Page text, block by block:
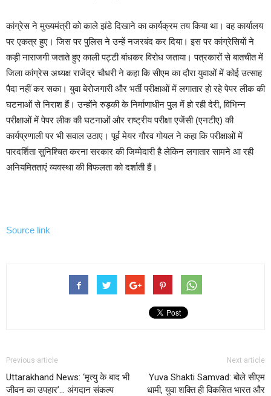
कांग्रेस ने मुख्यमंत्री को काले झंडे दिखाने का कार्यक्रम तय किया था। वह कार्यालय
पर एकत्र हुए। जिस पर पुलिस ने उन्हें नजरबंद कर दिया। इस पर कांग्रेसियाें ने
कड़ी नाराजगी जताते हुए काली पट्टी बांधकर विरोध जताया। पत्रकारों से बातचीत में
जिला कांग्रेस अध्यक्ष राजेंद्र चौधरी ने कहा कि सीएम का दौरा युवाओं में कोई उत्साह
पैदा नहीं कर सका। युवा बेरोजगारी और भर्ती परीक्षाओं में लगातार हो रहे पेपर लीक की
घटनाओं से निराश हैं। उन्होंने रुड़की के निर्माणाधीन पुल में हो रही देरी, विभिन्न
परीक्षाओं में पेपर लीक की घटनाओं और राष्ट्रीय परीक्षा एजेंसी (एनटीए) की
कार्यप्रणाली पर भी सवाल उठाए। पूर्व मेयर गौरव गोयल ने कहा कि परीक्षाओं में
पारदर्शिता सुनिश्चित करना सरकार की जिम्मेदारी है लेकिन लगातार सामने आ रही
अनियमितताएं व्यवस्था की विफलता को दर्शाती हैं।
Source link
Previous article
Uttarakhand News: ‘मृत्यु के बाद भी
जीवन का उपहार’… अंगदान संकल्प
Next article
Yuva Shakti Samvad: बोले सीएम
धामी, युवा शक्ति ही विकसित भारत और